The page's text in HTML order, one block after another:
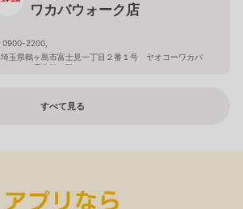
ワカバウォーク店
0900-2200,
埼玉県鶴ヶ島市富士見一丁目２番１号 ヤオコーワカバ
ウォーク店北館１階
すべて見る